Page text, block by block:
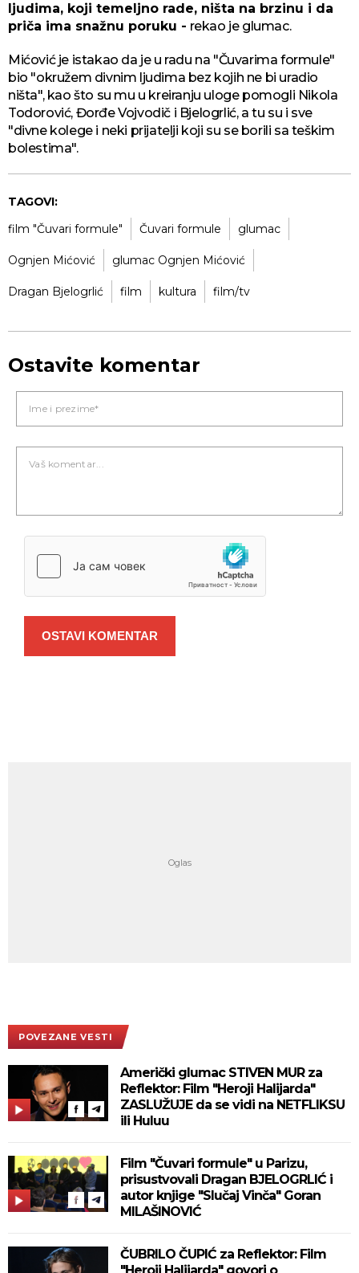
ljudima, koji temeljno rade, ništa na brzinu i da
priča ima snažnu poruku - rekao je glumac.
Mićović je istakao da je u radu na "Čuvarima formule"
bio "okružem divnim ljudima bez kojih ne bi uradio
ništa", kao što su mu u kreiranju uloge pomogli Nikola
Todorović, Đorđe Vojvodič i Bjelogrlić, a tu su i sve
"divne kolege i neki prijatelji koji su se borili sa teškim
bolestima".
TAGOVI:
film "Čuvari formule"
Čuvari formule glumac
Ognjen Mićović glumac Ognjen Mićović
Dragan Bjelogrlić film kultura film/tv
Ostavite komentar
OSTAVI KOMENTAR
POVEZANE VESTI
Američki glumac STIVEN MUR za
Reflektor: Film "Heroji Halijarda"
ZASLUŽUJE da se vidi na NETFLIKSU
ili Huluu
Film "Čuvari formule" u Parizu,
prisustvovali Dragan BJELOGRLIĆ i
autor knjige "Slučaj Vinča" Goran
MILAŠINOVIĆ
ČUBRILO ČUPIĆ za Reflektor: Film